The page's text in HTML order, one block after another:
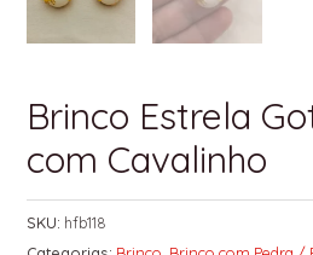
Brinco Estrela
com Cavalinho
SKU: hfb118